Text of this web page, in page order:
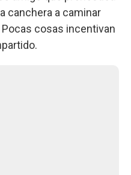
canchera a caminar
cosas incentivan